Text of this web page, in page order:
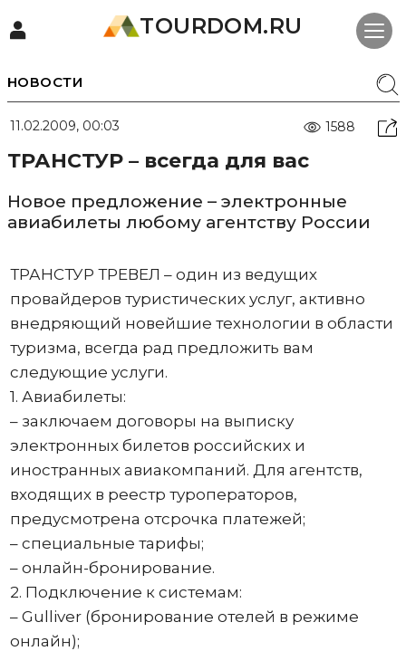
TOURDOM.RU
НОВОСТИ
11.02.2009, 00:03 1588
ТРАНСТУР – всегда для вас
Новое предложение – электронные
авиабилеты любому агентству России
ТРАНСТУР ТРЕВЕЛ – один из ведущих
провайдеров туристических услуг, активно
внедряющий новейшие технологии в области
туризма, всегда рад предложить вам
следующие услуги.
1. Авиабилеты:
– заключаем договоры на выписку
электронных билетов российских и
иностранных авиакомпаний. Для агентств,
входящих в реестр туроператоров,
предусмотрена отсрочка платежей;
– специальные тарифы;
– онлайн-бронирование.
2. Подключение к системам:
– Gulliver (бронирование отелей в режиме
онлайн);